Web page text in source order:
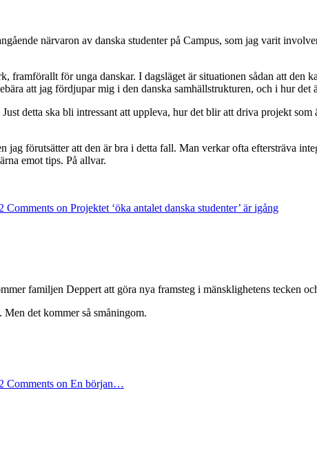
närvaron av danska studenter på Campus, som jag varit
för unga danskar. I dagsläget är situationen sådan att den
att jag fördjupar mig i den danska samhällstrukturen, och i hur det
detta ska bli intressant att uppleva, hur det blir att driva projekt
förutsätter att den är bra i detta fall. Man verkar ofta eftersträva
emot tips. På allvar.
2 Comments on Projektet ‘öka antalet danska studenter’ är igång
familjen Deppert att göra nya framsteg i mänsklighetens tecken
det kommer så småningom.
2 Comments on En början…